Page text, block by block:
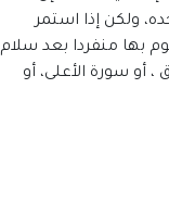
ولكن إذا استمر
بها منفردا بعد سلام
سورة الأعلى، أو